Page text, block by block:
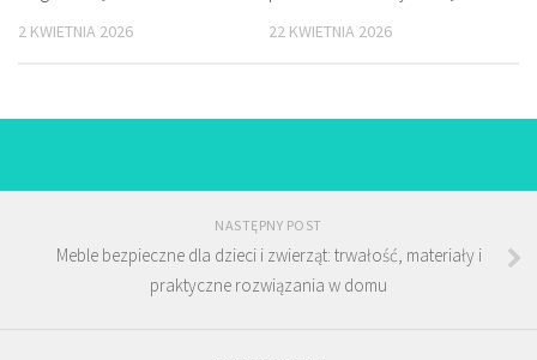
2 KWIETNIA 2026 22 KWIETNIA 2026
NASTĘPNY POST
Meble bezpieczne dla dzieci i zwierząt: trwałość, materiały i
praktyczne rozwiązania w domu